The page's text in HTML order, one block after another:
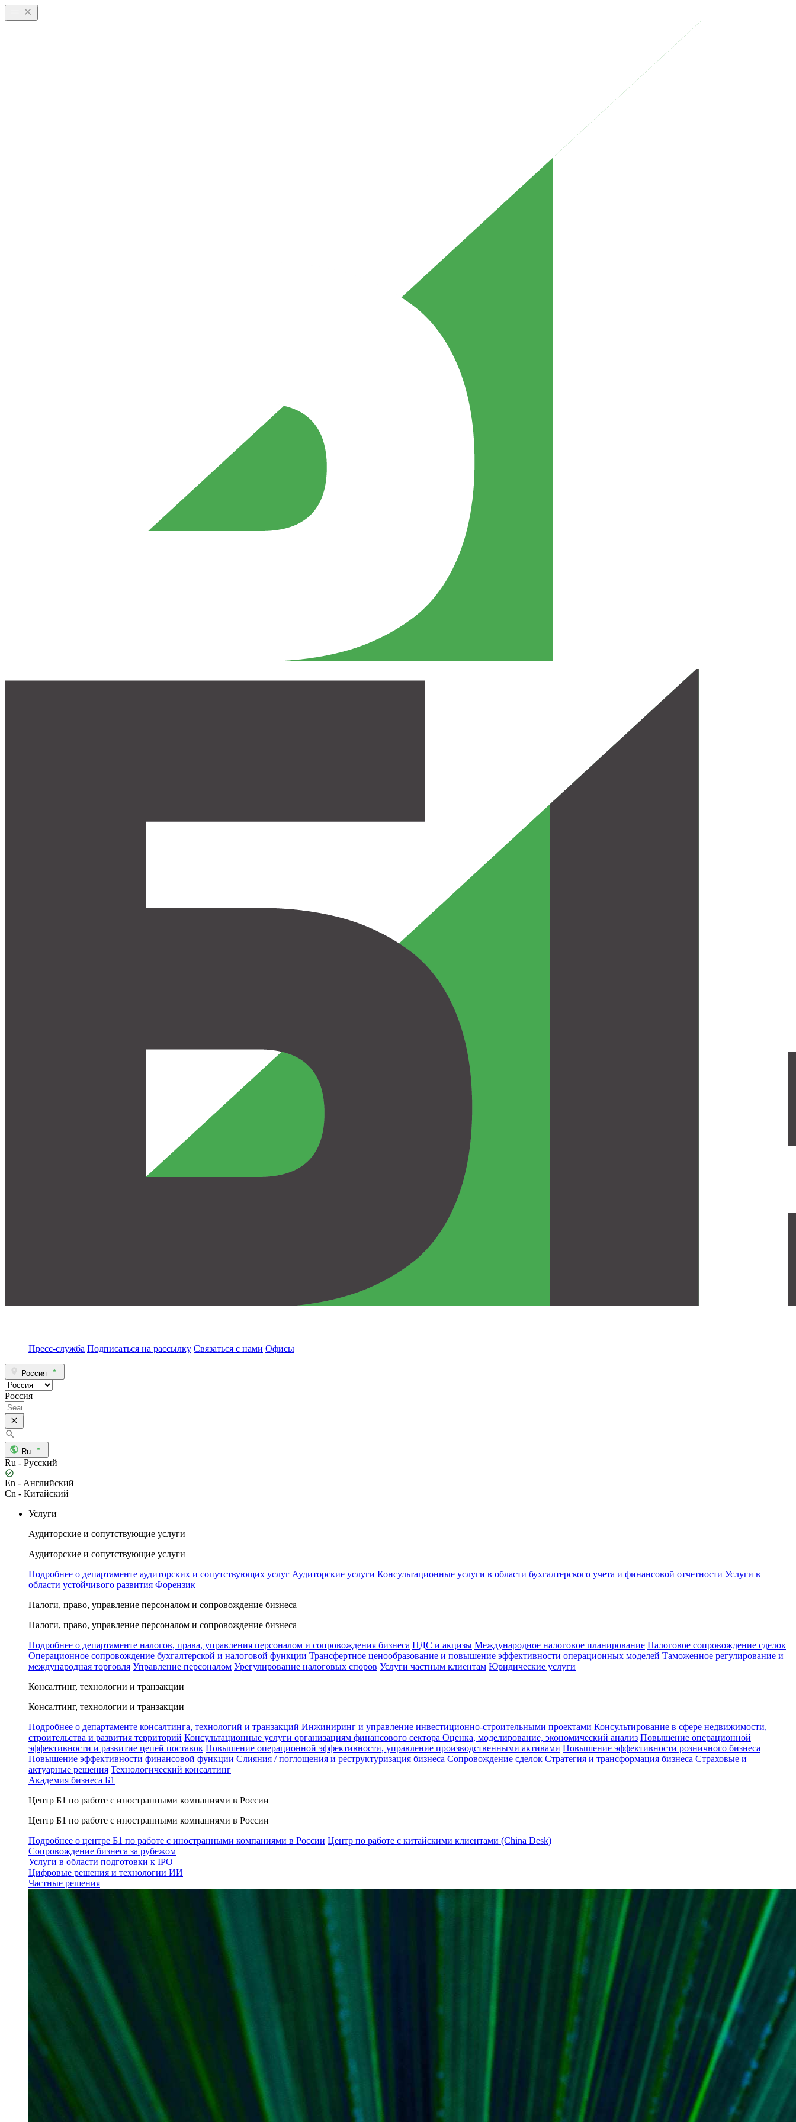
Пресс-служба Подписаться на рассылку Связаться с нами Офисы
Россия
Россия
Ru
Ru - Русский
En - Английский
Cn - Китайский
Услуги
Аудиторские и сопутствующие услуги
Аудиторские и сопутствующие услуги
Подробнее о департаменте аудиторских и сопутствующих услуг Аудиторские услуги Консультационные услуги в области бухгалтерского учета и финансовой отчетности Услуги в
области устойчивого развития Форензик
Налоги, право, управление персоналом и сопровождение бизнеса
Налоги, право, управление персоналом и сопровождение бизнеса
Подробнее о департаменте налогов, права, управления персоналом и сопровождения бизнеса НДС и акцизы Международное налоговое планирование Налоговое сопровождение сделок
Операционное сопровождение бухгалтерской и налоговой функции Трансфертное ценообразование и повышение эффективности операционных моделей Таможенное регулирование и
международная торговля Управление персоналом Урегулирование налоговых споров Услуги частным клиентам Юридические услуги
Консалтинг, технологии и транзакции
Консалтинг, технологии и транзакции
Подробнее о департаменте консалтинга, технологий и транзакций Инжиниринг и управление инвестиционно-строительными проектами Консультирование в сфере недвижимости,
строительства и развития территорий Консультационные услуги организациям финансового сектора Оценка, моделирование, экономический анализ Повышение операционной
эффективности и развитие цепей поставок Повышение операционной эффективности, управление производственными активами Повышение эффективности розничного бизнеса
Повышение эффективности финансовой функции Слияния / поглощения и реструктуризация бизнеса Сопровождение сделок Стратегия и трансформация бизнеса Страховые и
актуарные решения Технологический консалтинг
Академия бизнеса Б1
Центр Б1 по работе с иностранными компаниями в России
Центр Б1 по работе с иностранными компаниями в России
Подробнее о центре Б1 по работе с иностранными компаниями в России Центр по работе с китайскими клиентами (China Desk)
Сопровождение бизнеса за рубежом
Услуги в области подготовки к IPO
Цифровые решения и технологии ИИ
Частные решения